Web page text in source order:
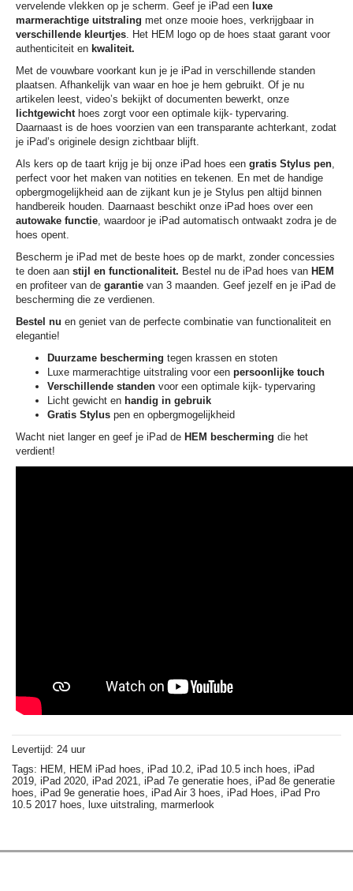
vervelende vlekken op je scherm. Geef je iPad een luxe
marmerachtige uitstraling met onze mooie hoes, verkrijgbaar in
verschillende kleurtjes. Het HEM logo op de hoes staat garant voor
authenticiteit en kwaliteit.
Met de vouwbare voorkant kun je je iPad in verschillende standen
plaatsen. Afhankelijk van waar en hoe je hem gebruikt. Of je nu
artikelen leest, video’s bekijkt of documenten bewerkt, onze
lichtgewichthoes zorgt voor een optimale kijk- typervaring.
Daarnaast is de hoes voorzien van een transparante achterkant, zodat
je iPad’s originele design zichtbaar blijft.
Als kers op de taart krijg je bij onze iPad hoes een gratis Stylus pen,
perfect voor het maken van notities en tekenen. En met de handige
opbergmogelijkheid aan de zijkant kun je je Stylus pen altijd binnen
handbereik houden. Daarnaast beschikt onze iPad hoes over een
autowake functie, waardoor je iPad automatisch ontwaakt zodra je de
hoes opent.
Bescherm je iPad met de beste hoes op de markt, zonder concessies
te doen aan stijl en functionaliteit. Bestel nu de iPad hoes van HEM
en profiteer van de garantie van 3 maanden. Geef jezelf en je iPad de
bescherming die ze verdienen.
Bestel nu en geniet van de perfecte combinatie van functionaliteit en
elegantie!
Duurzame bescherming tegen krassen en stoten
Luxe marmerachtige uitstraling voor een persoonlijke touch
Verschillende standen voor een optimale kijk- typervaring
Licht gewicht en handig in gebruik
Gratis Stylus pen en opbergmogelijkheid
Wacht niet langer en geef je iPad de HEM bescherming die het
verdient!
Levertijd: 24 uur
Tags: HEM, HEM iPad hoes, iPad 10.2, iPad 10.5 inch hoes, iPad
2019, iPad 2020, iPad 2021, iPad 7e generatie hoes, iPad 8e generatie
hoes, iPad 9e generatie hoes, iPad Air 3 hoes, iPad Hoes, iPad Pro
10.5 2017 hoes, luxe uitstraling, marmerlook